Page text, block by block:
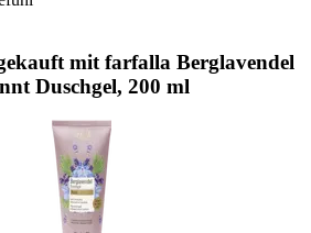
mit farfalla Berglavendel
Duschgel, 200 ml